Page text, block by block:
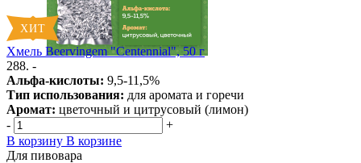
Хмель Beervingem "Centennial", 50 г
288. -
Альфа-кислоты: 9,5-11,5%
Тип использования: для аромата и горечи
Аромат: цветочный и цитрусовый (лимон)
-
+
В корзину В корзине
Для пивовара